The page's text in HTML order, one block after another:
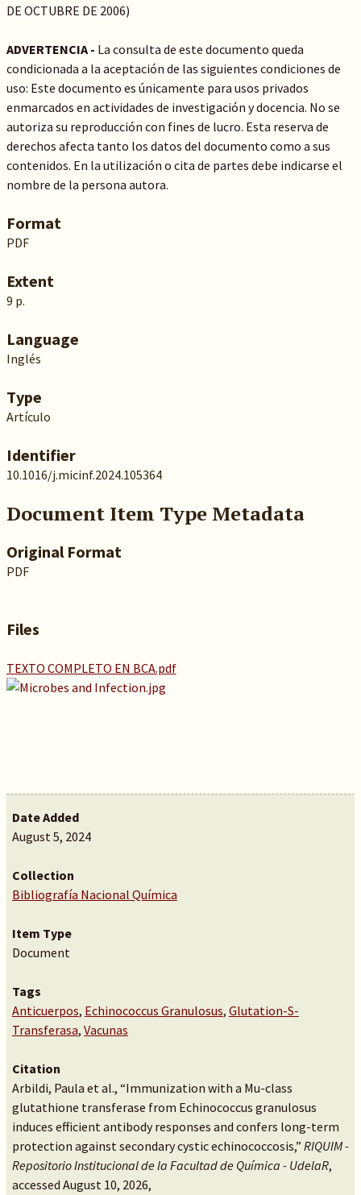
DE OCTUBRE DE 2006)
ADVERTENCIA - La consulta de este documento queda
condicionada a la aceptación de las siguientes condiciones de
uso: Este documento es únicamente para usos privados
enmarcados en actividades de investigación y docencia. No se
autoriza su reproducción con fines de lucro. Esta reserva de
derechos afecta tanto los datos del documento como a sus
contenidos. En la utilización o cita de partes debe indicarse el
nombre de la persona autora.
Format
PDF
Extent
9 p.
Language
Inglés
Type
Artículo
Identifier
10.1016/j.micinf.2024.105364
Document Item Type Metadata
Original Format
PDF
Files
TEXTO COMPLETO EN BCA.pdf
Date Added
August 5, 2024
Collection
Bibliografía Nacional Química
Item Type
Document
Tags
Anticuerpos, Echinococcus Granulosus, Glutation-S-
Transferasa, Vacunas
Citation
Arbildi, Paula et al., “Immunization with a Mu-class
glutathione transferase from Echinococcus granulosus
induces efficient antibody responses and confers long-term
protection against secondary cystic echinococcosis,” RIQUIM -
Repositorio Institucional de la Facultad de Química - UdelaR,
accessed August 10, 2026,